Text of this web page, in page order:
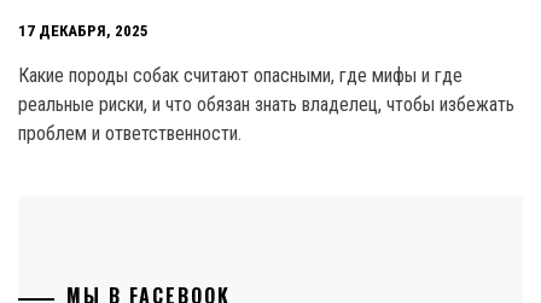
17 ДЕКАБРЯ, 2025
Какие породы собак считают опасными, где мифы и где
реальные риски, и что обязан знать владелец, чтобы избежать
проблем и ответственности.
МЫ В FACEBOOK